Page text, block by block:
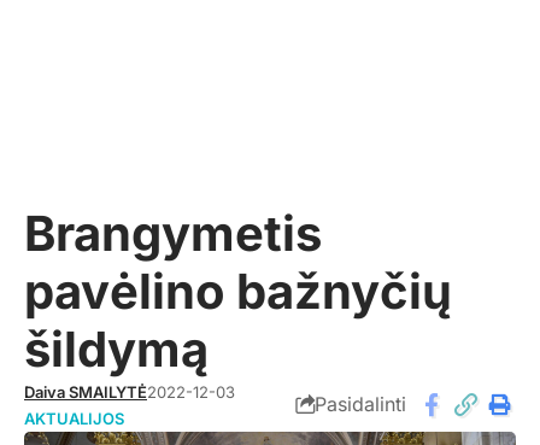
Brangymetis
pavėlino bažnyčių
šildymą
Daiva SMAILYTĖ2022-12-03
AKTUALIJOS
Pasidalinti